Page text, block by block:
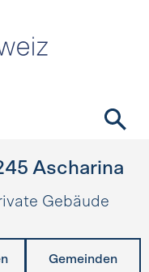
Ascharina
Gebäude
Gemeinden